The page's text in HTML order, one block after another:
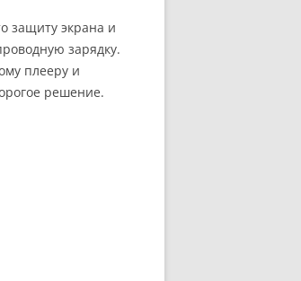
защиту экрана и
зарядку.
плееру и
решение.